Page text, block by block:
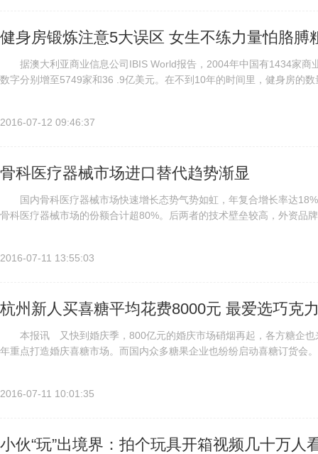
健身房锻炼注意5大误区 女生不练力量怕胳膊
据澳大利亚商业信息公司IBIS World报告，2004年中国有1434家商
数字分别增至5749家和36 .9亿美元。在不到10年的时间里，健身房的
2016-07-12 09:46:37
骨科医疗器械市场进口替代趋势渐显
国内骨科医疗器械市场快速增长态势气势如虹，年复合增长率达
骨科医疗器械市场的份额合计超80%。后两者的技术壁垒较高，外资品
2016-07-11 13:55:03
杭州新人买喜糖平均花费8000元 最爱选巧克
本报讯 又快到婚庆季，800亿元的婚庆市场硝烟再起，各方糖企也
年重点打造婚庆喜糖市场。而国内众多糖果企业也纷纷启动喜糖订货
2016-07-11 10:01:35
小伙“玩”出境界：拍个玩具开箱视频几十万人